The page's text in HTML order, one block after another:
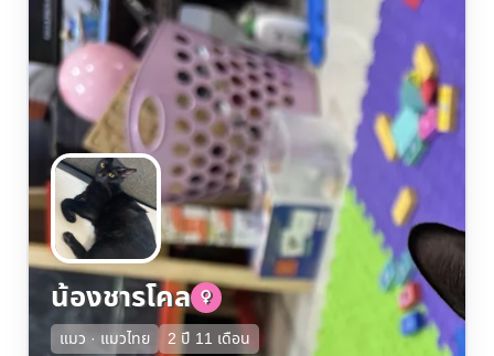
น้องชารโคล
แมว · แมวไทย 2 ปี 11 เดือน